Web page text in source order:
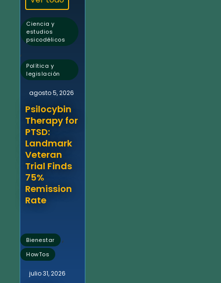
Ciencia y
estudios
psicodélicos
,
Política y
legislación
agosto 5, 2026
Psilocybin
Therapy for
PTSD:
Landmark
Veteran
Trial Finds
75%
Remission
Rate
Bienestar ,
HowTos
julio 31, 2026